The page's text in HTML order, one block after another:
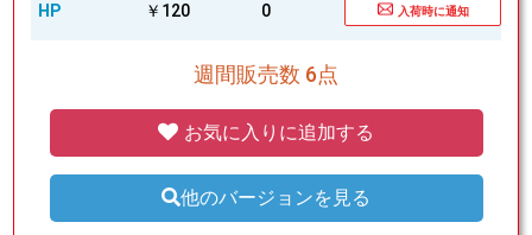
HP ￥120 0 入荷時に通知
週間販売数 6点
お気に入りに追加する
他のバージョンを見る